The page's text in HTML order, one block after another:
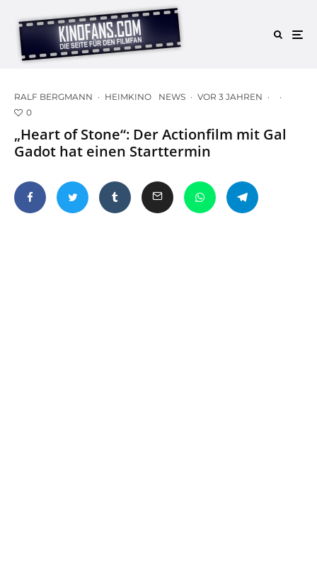
RALF BERGMANN · HEIMKINO NEWS · VOR 3 JAHREN ·
·
0
„Heart of Stone“: Der Actionfilm mit Gal
Gadot hat einen Starttermin